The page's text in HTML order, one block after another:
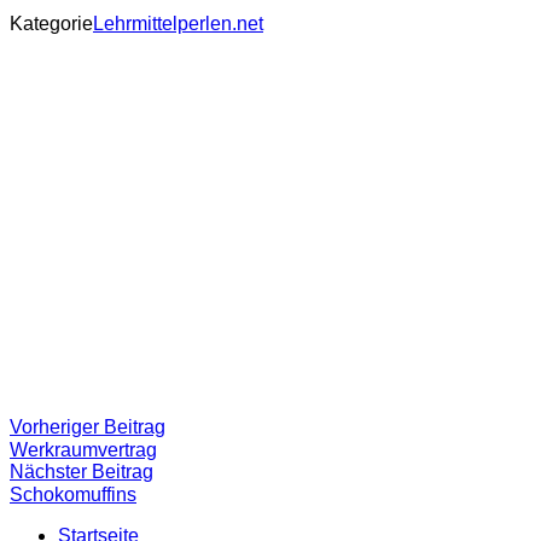
KategorieLehrmittelperlen.net
Beitragsnavigation
Vorheriger Beitrag
Werkraumvertrag
Nächster Beitrag
Schokomuffins
Startseite